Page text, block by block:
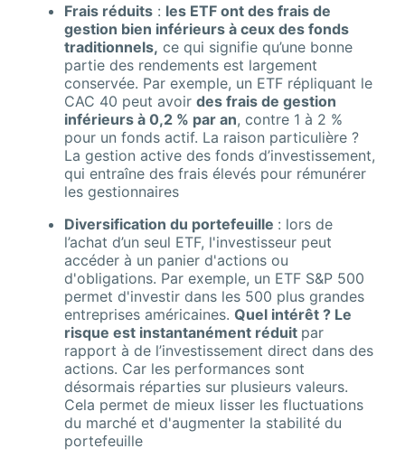
Frais réduits : les ETF ont des frais de
gestion bien inférieurs à ceux des fonds
traditionnels, ce qui signifie qu’une bonne
partie des rendements est largement
conservée. Par exemple, un ETF répliquant le
CAC 40 peut avoirdes frais de gestion
inférieurs à 0,2 % par an, contre 1 à 2 %
pour un fonds actif. La raison particulière ?
La gestion active des fonds d’investissement,
qui entraîne des frais élevés pour rémunérer
les gestionnaires
Diversification du portefeuille : lors de
l’achat d’un seul ETF, l'investisseur peut
accéder à un panier d'actions ou
d'obligations. Par exemple, un ETF S&P 500
permet d'investir dans les 500 plus grandes
entreprises américaines.Quel intérêt ? Le
risque est instantanément réduit par
rapport à de l’investissement direct dans des
actions. Car les performances sont
désormais réparties sur plusieurs valeurs.
Cela permet de mieux lisser les fluctuations
du marché et d'augmenter la stabilité du
portefeuille